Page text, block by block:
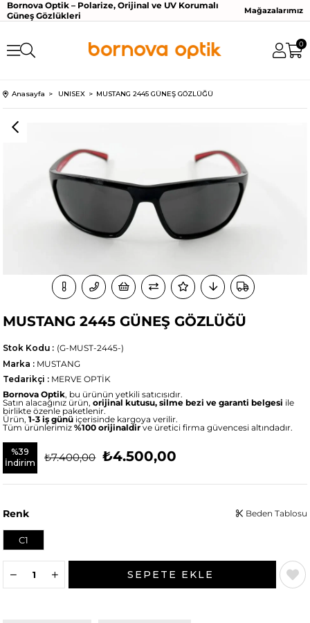
Bornova Optik – Polarize, Orijinal ve UV Korumalı
Güneş Gözlükleri
Mağazalarımız
0
Anasayfa UNISEX MUSTANG 2445 GÜNEŞ GÖZLÜĞÜ
MUSTANG 2445 GÜNEŞ GÖZLÜĞÜ
(G-MUST-2445-)
Stok Kodu
Marka : MUSTANG
Tedarikçi : MERVE OPTİK
Bornova Optik, bu ürünün yetkili satıcısıdır.
Satın alacağınız ürün,orijinal kutusu, silme bezi ve garanti belgesi ile
birlikte özenle paketlenir.
Ürün,1-3 iş günü içerisinde kargoya verilir.
Tüm ürünlerimiz%100 orijinaldirve üretici firma güvencesi altındadır.
%39
İndirim
₺7.400,00 ₺4.500,00
Renk
C1
Beden Tablosu